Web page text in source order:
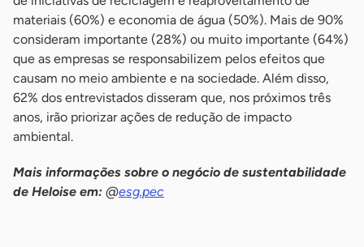
materiais (60%) e economia de água (50%). Mais de 90%
consideram importante (28%) ou muito importante (64%)
que as empresas se responsabilizem pelos efeitos que
causam no meio ambiente e na sociedade. Além disso,
62% dos entrevistados disseram que, nos próximos três
anos, irão priorizar ações de redução de impacto
ambiental.
Mais informações sobre o negócio de sustentabilidade
de Heloise em: @esg.pec